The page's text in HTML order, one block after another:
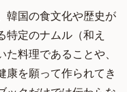
韓国の食文化や歴史が
定のナムル（和え
料理であることや、
康を願って作られてき